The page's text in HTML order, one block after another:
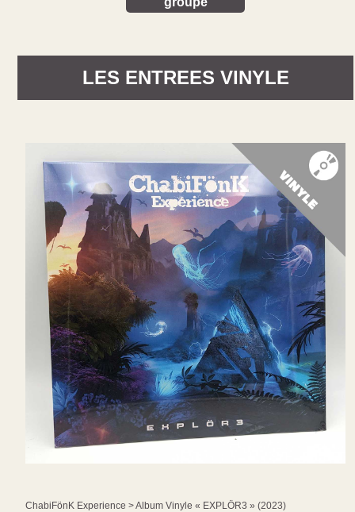
LES ENTREES VINYLE
ChabiFönK Experience > Album Vinyle « EXPLÖR3 » (2023)